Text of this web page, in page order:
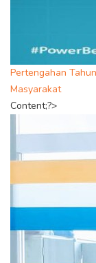
Pertengahan
Masyarakat
Content;?>